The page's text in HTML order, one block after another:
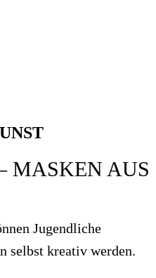
MASKEN AUS
Jugendliche
selbst kreativ werden.